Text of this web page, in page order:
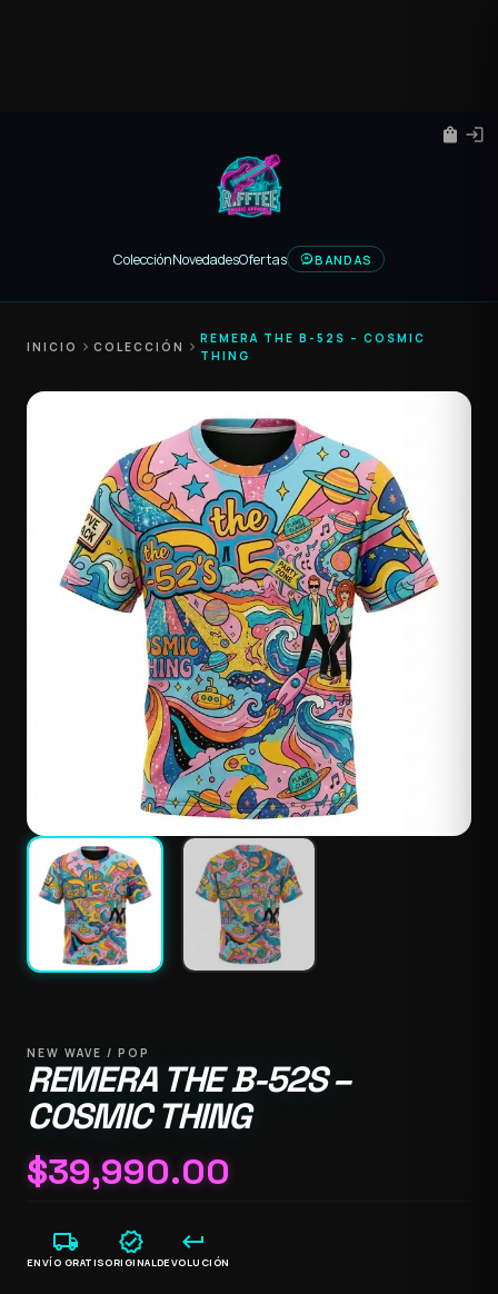
ColecciónNovedadesOfertas BANDAS
shopping_bag login
INICIO chevron_right COLECCIÓN chevron_right
REMERA THE B-52S – COSMIC
THING
NEW WAVE / POP
REMERA THE B-52S –
COSMIC THING
$39,990.00
local_shipping
ENVÍO GRATIS
verified
ORIGINAL
keyboard_return
DEVOLUCIÓN